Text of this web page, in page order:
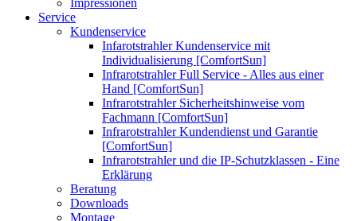
Impressionen
Service
Kundenservice
Infarotstrahler Kundenservice mit
Individualisierung [ComfortSun]
Infrarotstrahler Full Service - Alles aus einer
Hand [ComfortSun]
Infrarotstrahler Sicherheitshinweise vom
Fachmann [ComfortSun]
Infrarotstrahler Kundendienst und Garantie
[ComfortSun]
Infrarotstrahler und die IP-Schutzklassen - Eine
Erklärung
Beratung
Downloads
Montage